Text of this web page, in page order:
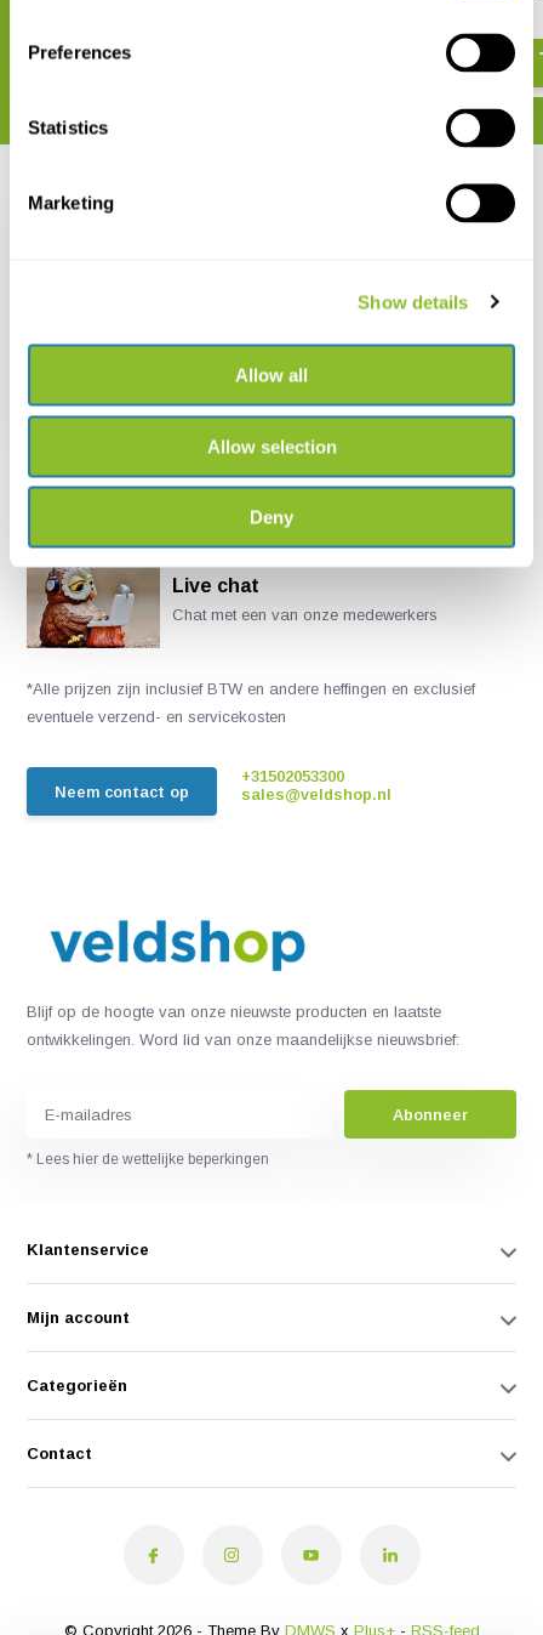
Preferences
Statistics
Marketing
Show details
Allow all
Allow selection
Deny
Recent bekeken
Die Landschnecken
€ 27,45
Live chat
Chat met een van onze medewerkers
*Alle prijzen zijn inclusief BTW en andere heffingen en exclusief
eventuele verzend- en servicekosten
Neem contact op
+31502053300
sales@veldshop.nl
Blijf op de hoogte van onze nieuwste producten en laatste
ontwikkelingen. Word lid van onze maandelijkse nieuwsbrief:
Abonneer
* Lees hier de wettelijke beperkingen
Klantenservice
Mijn account
Categorieën
Contact
© Copyright 2026 - Theme By DMWS x Plus+- RSS-feed